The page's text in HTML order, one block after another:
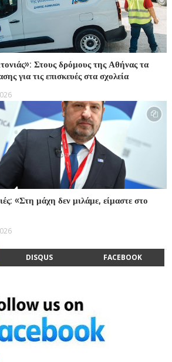
Στους δρόμους της Αθήνας τα
για τις επισκευές στα σχολεία
«Στη μάχη δεν μιλάμε, είμαστε στο
DISQUS FACEBOOK